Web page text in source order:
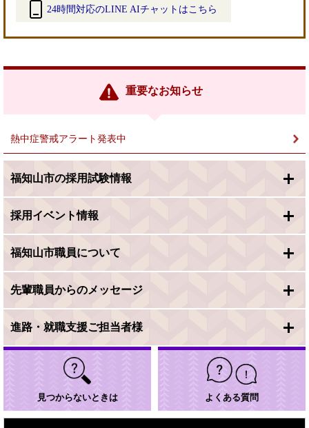
24時間対応のLINE AIチャットはこちら
リ
重要なお知らせ
熱中症警戒アラート発表中
福知山市の採用試験情報
採用イベント情報
福知山市職員について
先輩職員からのメッセージ
進路・就職支援ご担当者様
見つからないときは よくある質問